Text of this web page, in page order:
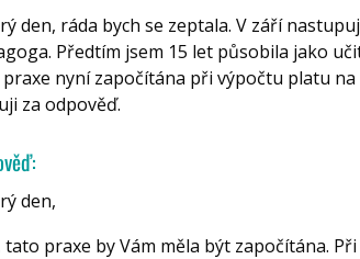
den, ráda bych se zeptala. V září
Předtím jsem 15 let působila jako
nyní započítána při výpočtu platu na
za odpověď.
den,
tato praxe by Vám měla být započítána.